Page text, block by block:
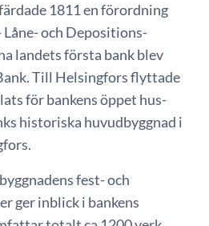
1811 en förordning
och Depositions-
landets första bank blev
Till Helsingfors flyttade
för bankens öppet hus-
historiska huvudbyggnad i
fest- och
ger inblick i bankens